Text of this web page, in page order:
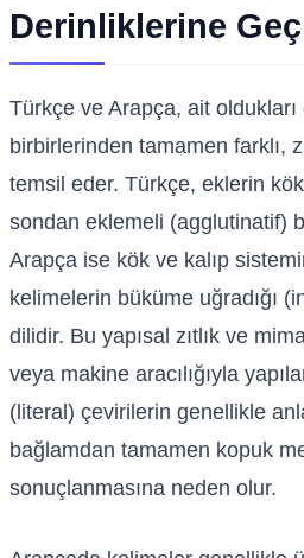
Derinliklerine
Türkçe ve Arapça, ait oldukları
birbirlerinden tamamen farklı,
temsil eder. Türkçe, eklerin
sondan eklemeli (agglutinatif)
Arapça ise kök ve kalıp
kelimelerin büküme uğradığı
dilidir. Bu yapısal zıtlık ve
veya makine aracılığıyla
(literal) çevirilerin genellikle
bağlamdan tamamen kopuk
sonuçlanmasına neden olur.